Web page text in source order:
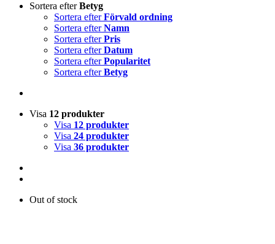
Sortera efterBetyg
Sortera efterFörvald ordning
Sortera efterNamn
Sortera efterPris
Sortera efterDatum
Sortera efterPopularitet
Sortera efterBetyg
Visa 12 produkter
Visa 12 produkter
Visa 24 produkter
Visa 36 produkter
Out of stock